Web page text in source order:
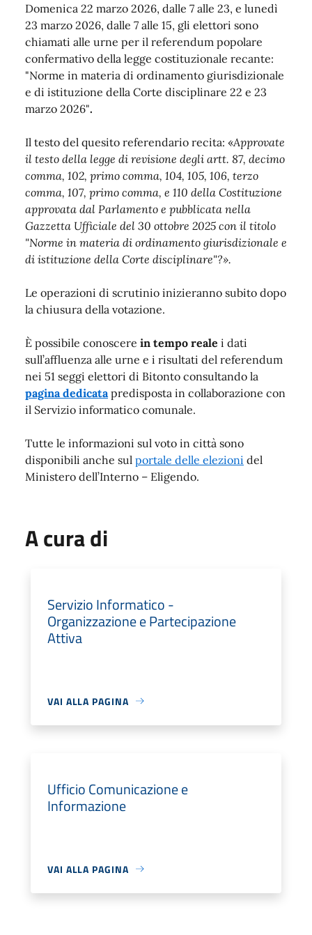
Domenica 22 marzo 2026, dalle 7 alle 23, e lunedì
23 marzo 2026, dalle 7 alle 15, gli elettori sono
chiamati alle urne per il referendum popolare
confermativo della legge costituzionale recante:
"Norme in materia di ordinamento giurisdizionale
e di istituzione della Corte disciplinare 22 e 23
marzo 2026".
Il testo del quesito referendario recita: «Approvate
il testo della legge di revisione degli artt. 87, decimo
comma, 102, primo comma, 104, 105, 106, terzo
comma, 107, primo comma, e 110 della Costituzione
approvata dal Parlamento e pubblicata nella
Gazzetta Ufficiale del 30 ottobre 2025 con il titolo
"Norme in materia di ordinamento giurisdizionale e
di istituzione della Corte disciplinare"?».
Le operazioni di scrutinio inizieranno subito dopo
la chiusura della votazione.
È possibile conoscere in tempo reale i dati
sull’affluenza alle urne e i risultati del referendum
nei 51 seggi elettori di Bitonto consultando la
pagina dedicata predisposta in collaborazione con
il Servizio informatico comunale.
Tutte le informazioni sul voto in città sono
disponibili anche sul portale delle elezioni del
Ministero dell’Interno – Eligendo.
A cura di
Servizio Informatico -
Organizzazione e Partecipazione
Attiva
VAI ALLA PAGINA
Ufficio Comunicazione e
Informazione
VAI ALLA PAGINA